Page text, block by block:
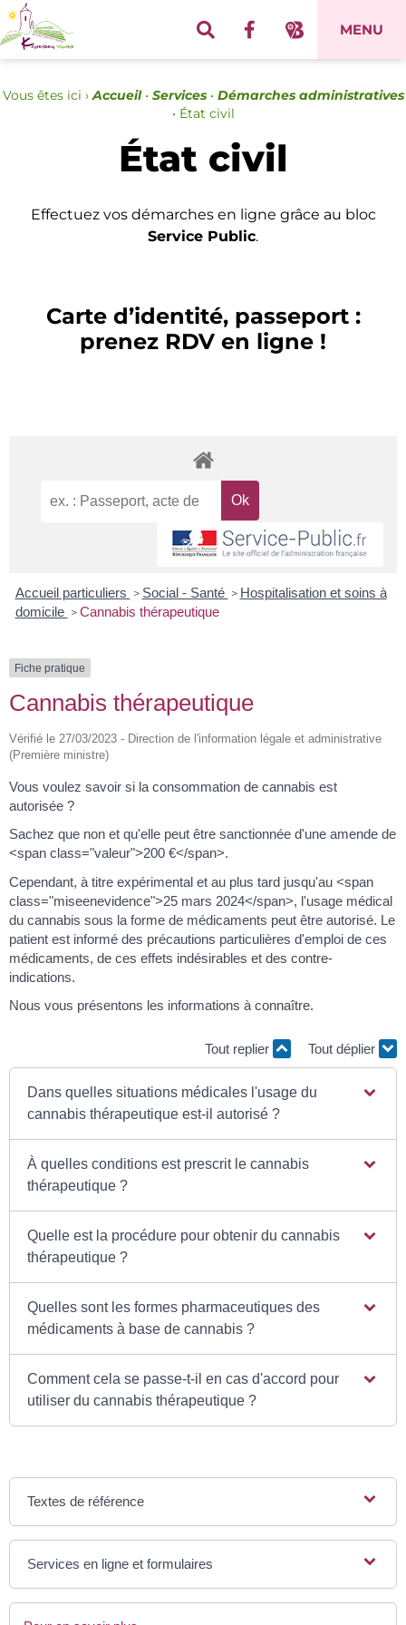
MENU
Vous êtes ici › Accueil• Services• Démarches administratives
• État civil
État civil
Effectuez vos démarches en ligne grâce au bloc
Service Public.
Carte d’identité, passeport :
prenez RDV en ligne !
Accueil particuliers > Social - Santé > Hospitalisation et soins à
domicile > Cannabis thérapeutique
Fiche pratique
Cannabis thérapeutique
Vérifié le 27/03/2023 - Direction de l'information légale et administrative
(Première ministre)
Vous voulez savoir si la consommation de cannabis est
autorisée ?
Sachez que non et qu'elle peut être sanctionnée d'une amende de
<span class="valeur">200 €</span>.
Cependant, à titre expérimental et au plus tard jusqu'au <span
class="miseenevidence">25 mars 2024</span>, l'usage médical
du cannabis sous la forme de médicaments peut être autorisé. Le
patient est informé des précautions particulières d'emploi de ces
médicaments, de ces effets indésirables et des contre-
indications.
Nous vous présentons les informations à connaître.
Tout replier Tout déplier
Dans quelles situations médicales l'usage du
cannabis thérapeutique est-il autorisé ?
À quelles conditions est prescrit le cannabis
thérapeutique ?
Quelle est la procédure pour obtenir du cannabis
thérapeutique ?
Quelles sont les formes pharmaceutiques des
médicaments à base de cannabis ?
Comment cela se passe-t-il en cas d'accord pour
utiliser du cannabis thérapeutique ?
Textes de référence
Services en ligne et formulaires
Panneau de gestion des cookies